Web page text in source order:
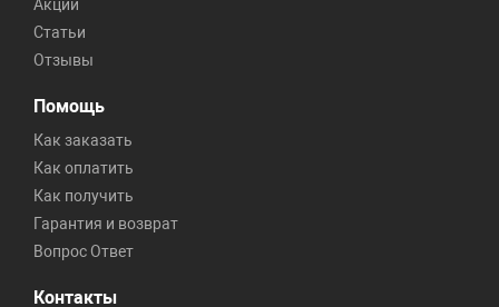
Акции
Статьи
Отзывы
Помощь
Как заказать
Как оплатить
Как получить
Гарантия и возврат
Вопрос Ответ
Контакты